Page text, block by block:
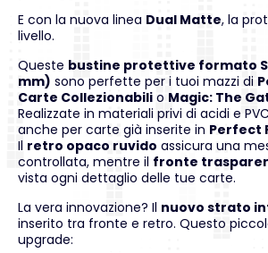
E con la nuova linea Dual Matte, la
livello.
Queste bustine protettive formato
mm) sono perfette per i tuoi mazzi di
Carte Collezionabili o Magic: The
Realizzate in materiali privi di acidi e
anche per carte già inserite in Perfect
Il retro opaco ruvido assicura una
controllata, mentre il fronte
vista ogni dettaglio delle tue carte.
La vera innovazione? Il nuovo strato
inserito tra fronte e retro. Questo
upgrade: